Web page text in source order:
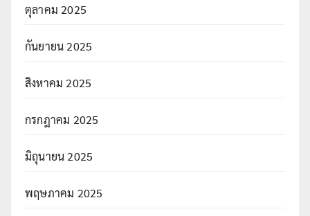
ตุลาคม 2025
กันยายน 2025
สิงหาคม 2025
กรกฎาคม 2025
มิถุนายน 2025
พฤษภาคม 2025